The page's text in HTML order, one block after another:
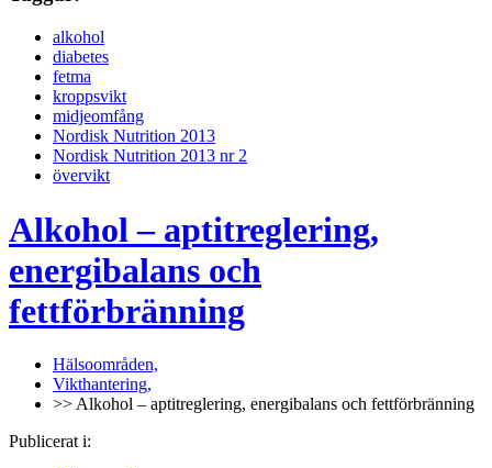
alkohol
diabetes
fetma
kroppsvikt
midjeomfång
Nordisk Nutrition 2013
Nordisk Nutrition 2013 nr 2
övervikt
Alkohol – aptitreglering,
energibalans och
fettförbränning
Hälsoområden,
Vikthantering,
>> Alkohol – aptitreglering, energibalans och fettförbränning
Publicerat i: